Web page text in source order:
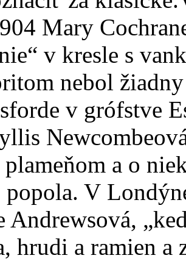
Mary
v kresle s
nebol
v grófstve
a o
popola. V
Andrewsová,
hrudi a ramien a